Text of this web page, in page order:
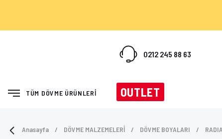
0212 245 88 63
TÜM DÖVME ÜRÜNLERİ OUTLET
Anasayfa DÖVME MALZEMELERİ DÖVME BOYALARI